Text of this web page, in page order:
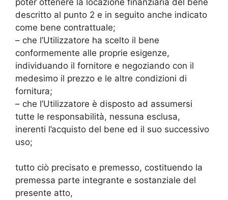
descritto al punto 2 e in seguito anche indicato
come bene contrattuale;
– che l’Utilizzatore ha scelto il bene
conformemente alle proprie esigenze,
individuando il fornitore e negoziando con il
medesimo il prezzo e le altre condizioni di
fornitura;
– che l’Utilizzatore è disposto ad assumersi
tutte le responsabilità, nessuna esclusa,
inerenti l’acquisto del bene ed il suo successivo
uso;
tutto ciò precisato e premesso, costituendo la
premessa parte integrante e sostanziale del
presente atto,